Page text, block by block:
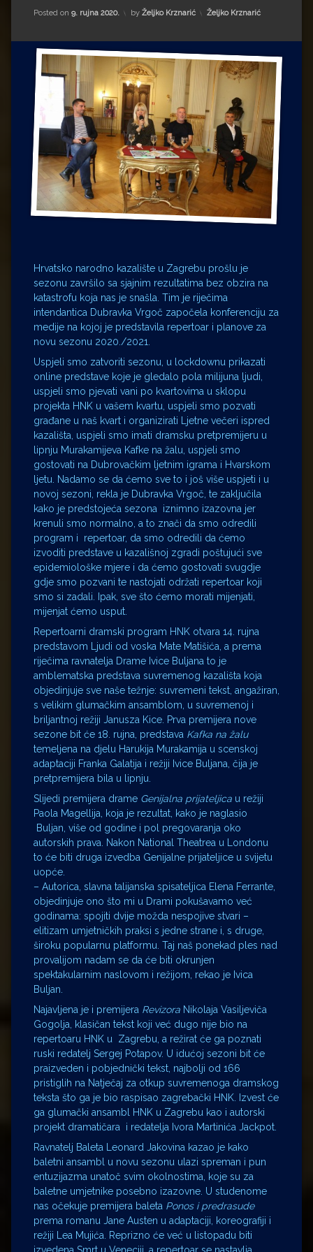
Matea Andrić
Ljiljana Lekanić-Kljaić
Željko Krznarić
Mario Lovreković
Miroslav Šantek
Posted on 9. rujna 2020. by Željko Krznarić Kategorije:
Željko Krznarić
Hrvatsko narodno kazalište u Zagrebu prošlu je
sezonu završilo sa sjajnim rezultatima bez obzira na
katastrofu koja nas je snašla. Tim je riječima
intendantica Dubravka Vrgoč započela konferenciju za
medije na kojoj je predstavila repertoar i planove za
novu sezonu 2020./2021.
Uspjeli smo zatvoriti sezonu, u lockdownu prikazati
online predstave koje je gledalo pola milijuna ljudi,
uspjeli smo pjevati vani po kvartovima u sklopu
projekta HNK u vašem kvartu, uspjeli smo pozvati
građane u naš kvart i organizirati Ljetne večeri ispred
kazališta, uspjeli smo imati dramsku pretpremijeru u
lipnju Murakamijeva Kafke na žalu, uspjeli smo
gostovati na Dubrovačkim ljetnim igrama i Hvarskom
ljetu. Nadamo se da ćemo sve to i još više uspjeti i u
novoj sezoni, rekla je Dubravka Vrgoč, te zaključila
kako je predstojeća sezona iznimno izazovna jer
krenuli smo normalno, a to znači da smo odredili
program i repertoar, da smo odredili da ćemo
izvoditi predstave u kazališnoj zgradi poštujući sve
epidemiološke mjere i da ćemo gostovati svugdje
gdje smo pozvani te nastojati održati repertoar koji
smo si zadali. Ipak, sve što ćemo morati mijenjati,
mijenjat ćemo usput.
Repertoarni dramski program HNK otvara 14. rujna
predstavom Ljudi od voska Mate Matišića, a prema
riječima ravnatelja Drame Ivice Buljana to je
amblematska predstava suvremenog kazališta koja
objedinjuje sve naše težnje: suvremeni tekst, angažiran,
s velikim glumačkim ansamblom, u suvremenoj i
briljantnoj režiji Janusza Kice. Prva premijera nove
sezone bit će 18. rujna, predstava Kafka na žalu
temeljena na djelu Harukija Murakamija u scenskoj
adaptaciji Franka Galatija i režiji Ivice Buljana, čija je
pretpremijera bila u lipnju.
Slijedi premijera drame Genijalna prijateljica u režiji
Paola Magellija, koja je rezultat, kako je naglasio
Buljan, više od godine i pol pregovaranja oko
autorskih prava. Nakon National Theatrea u Londonu
to će biti druga izvedba Genijalne prijateljice u svijetu
uopće.
– Autorica, slavna talijanska spisateljica Elena Ferrante,
objedinjuje ono što mi u Drami pokušavamo već
godinama: spojiti dvije možda nespojive stvari –
elitizam umjetničkih praksi s jedne strane i, s druge,
široku popularnu platformu. Taj naš ponekad ples nad
provalijom nadam se da će biti okrunjen
spektakularnim naslovom i režijom, rekao je Ivica
Buljan.
Najavljena je i premijera Revizora Nikolaja Vasiljeviča
Gogolja, klasičan tekst koji već dugo nije bio na
repertoaru HNK u Zagrebu, a režirat će ga poznati
ruski redatelj Sergej Potapov. U idućoj sezoni bit će
praizveden i pobjednički tekst, najbolji od 166
pristiglih na Natječaj za otkup suvremenoga dramskog
teksta što ga je bio raspisao zagrebački HNK. Izvest će
ga glumački ansambl HNK u Zagrebu kao i autorski
projekt dramatičara i redatelja Ivora Martinića Jackpot.
Ravnatelj Baleta Leonard Jakovina kazao je kako
baletni ansambl u novu sezonu ulazi spreman i pun
entuzijazma unatoč svim okolnostima, koje su za
baletne umjetnike posebno izazovne. U studenome
nas očekuje premijera baleta Ponos i predrasude
prema romanu Jane Austen u adaptaciji, koreografiji i
režiji Lea Mujića. Reprizno će već u listopadu biti